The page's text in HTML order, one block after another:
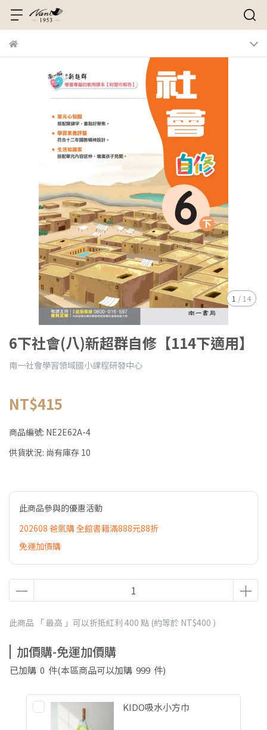
1 / 14
6下社會(八)新超群自修【114下適用】
南一社會學習領域國小課程研發中心
NT$415
商品編號: NE2E62A-4
供貨狀況: 尚有庫存 10
此商品參與的優惠活動
202608 爸氣購 全館書籍滿888元88折
免運加價購
此商品 「 最高 」可以折抵紅利 400 點 (約等於 NT$400 )
加價購-免運加價購
已加購 0 件(本區商品可以加購 999 件)
KIDO吸水小方巾